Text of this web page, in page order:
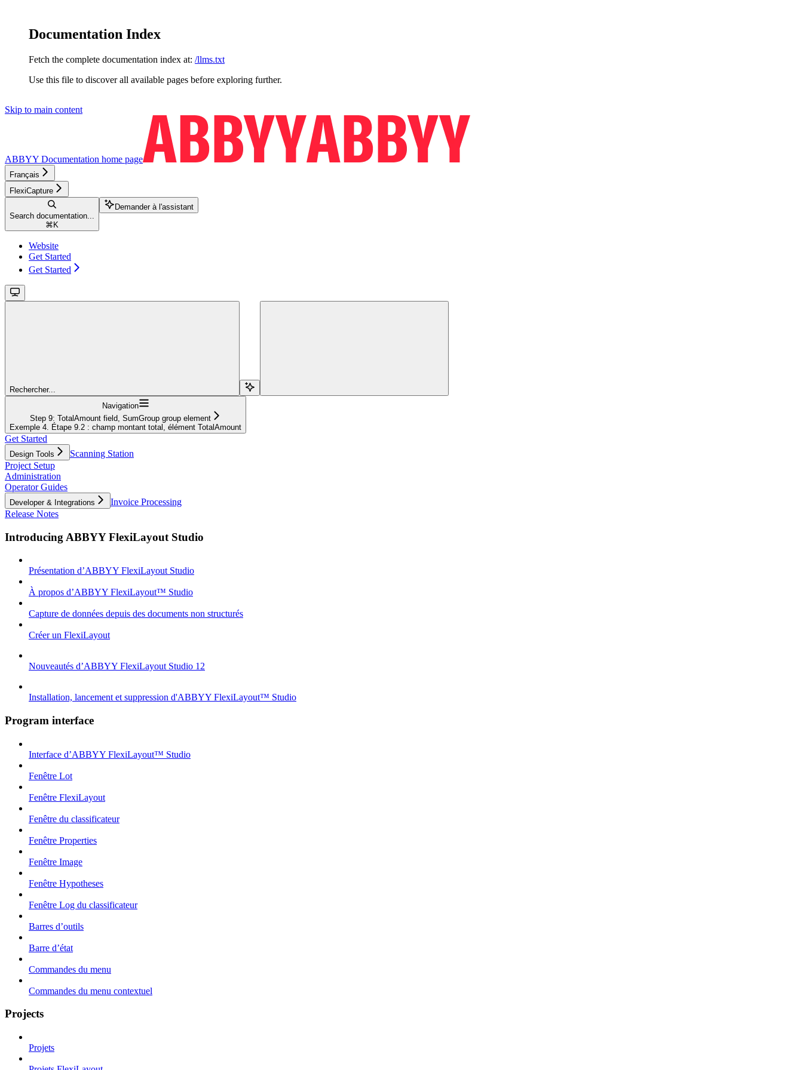
Documentation Index
Fetch the complete documentation index at: /llms.txt
Use this file to discover all available pages before exploring further.
Skip to main content
ABBYY Documentation home page
Français
FlexiCapture
Search documentation...
⌘ K
Demander à l'assistant
Website
Get Started
Get Started
Rechercher...
Navigation
Step 9: TotalAmount field, SumGroup group element
Exemple 4. Étape 9.2 : champ montant total, élément TotalAmount
Get Started
Design Tools
Scanning Station
Project Setup
Administration
Operator Guides
Developer & Integrations
Invoice Processing
Release Notes
Introducing ABBYY FlexiLayout Studio
Présentation d’ABBYY FlexiLayout Studio
À propos d’ABBYY FlexiLayout™ Studio
Capture de données depuis des documents non structurés
Créer un FlexiLayout
Nouveautés d’ABBYY FlexiLayout Studio 12
Installation, lancement et suppression d'ABBYY FlexiLayout™ Studio
Program interface
Interface d’ABBYY FlexiLayout™ Studio
Fenêtre Lot
Fenêtre FlexiLayout
Fenêtre du classificateur
Fenêtre Properties
Fenêtre Image
Fenêtre Hypotheses
Fenêtre Log du classificateur
Barres d’outils
Barre d’état
Commandes du menu
Commandes du menu contextuel
Projects
Projets